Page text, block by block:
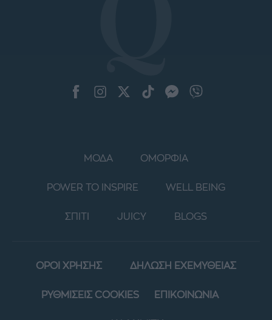
ΜΟΔΑ ΟΜΟΡΦΙΑ
POWER TO INSPIRE WELL BEING
ΣΠΙΤΙ JUICY BLOGS
ΟΡΟΙ ΧΡΗΣΗΣ ΔΗΛΩΣΗ ΕΧΕΜΥΘΕΙΑΣ
ΡΥΘΜΙΣΕΙΣ COOKIES ΕΠΙΚΟΙΝΩΝΙΑ